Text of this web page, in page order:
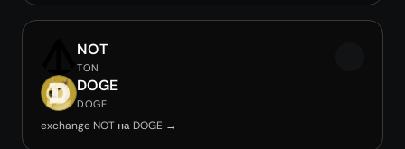
NOT
TON
DOGE
DOGE
exchange NOT на DOGE →